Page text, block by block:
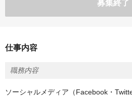
募集終了
仕事内容
職務内容
ソーシャルメディア（Facebook・